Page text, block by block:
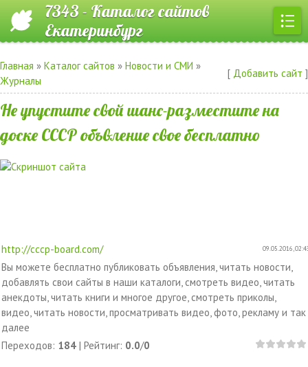
7343 - Каталог сайтов
Екатеринбург
Главная » Каталог сайтов » Новости и СМИ »
Журналы
[ Добавить сайт ]
Не упустите свой шанс-разместите на
доске СССР объвление свое бесплатно
http://cccp-board.com/ 09.05.2016,
Вы можете бесплатно публиковать объявления, читать новости,
добавлять свои сайты в наши каталоги, смотреть видео, читать
анекдоты, читать книги и многое другое, смотреть приколы,
видео, читать новости, просматривать видео, фото, рекламу и так
далее
Переходов: 184 | Рейтинг: 0.0/0